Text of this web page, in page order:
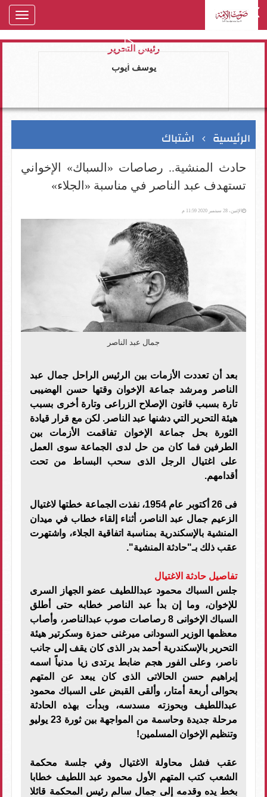
رئيس التحرير
يوسف ايوب
الرئيسية اشتباك
حادث المنشية.. رصاصات «السباك» الإخواني
تستهدف عبد الناصر في مناسبة «الجلاء»
الإثنين، 28 سبتمبر 2020 11:59 م
جمال عبد الناصر
بعد أن تعددت الأزمات بين الرئيس الراحل جمال عبد
الناصر ومرشد جماعة الإخوان وقتها حسن الهضيبى
تارة بسبب قانون الإصلاح الزراعى وتارة أخرى بسبب
هيئة التحرير التي دشنها عبد الناصر. لكن مع قرار قيادة
الثورة بحل جماعة الإخوان تفاقمت الأزمات بين
الطرفين فما كان من حل لدى الجماعة سوى العمل
على اغتيال الرجل الذى سحب البساط من تحت
أقدامهم.
فى 26 أكتوبر عام 1954، نفذت الجماعة خطتها لاغتيال
الزعيم جمال عبد الناصر، أثناء إلقاء خطاب في ميدان
المنشية بالإسكندرية بمناسبة اتفاقية الجلاء، واشتهرت
عقب ذلك بـ"حادثة المنشية".
تفاصيل حادثة الاغتيال
جلس السباك محمود عبداللطيف عضو الجهاز السرى
للإخوان، وما إن بدأ عبد الناصر خطابه حتى أطلق
السباك الإخوانى 8 رصاصات صوب عبدالناصر، وأصاب
معظمها الوزير السودانى ميرغنى حمزة وسكرتير هيئة
التحرير بالإسكندرية أحمد بدر الذى كان يقف إلى جانب
ناصر، وعلى الفور هجم ضابط يرتدى زيا مدنياً اسمه
إبراهيم حسن الحالاتى الذى كان يبعد عن المتهم
بحوالى أربعة أمتار، وألقى القبض على السباك محمود
عبداللطيف وبحوزته مسدسه، وبدأت بهذه الحادثة
مرحلة جديدة وحاسمة من المواجهة بين ثورة 23 يوليو
وتنظيم الإخوان المسلمين!
عقب فشل محاولة الاغتيال وفي جلسة محكمة
الشعب كتب المتهم الأول محمود عبد اللطيف خطابا
بخط يده وقدمه إلى جمال سالم رئيس المحكمة قائلا